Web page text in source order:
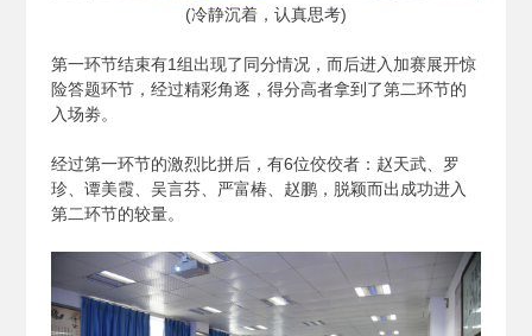
(冷静沉着，认真思考)
第一环节结束有1组出现了同分情况，而后进入加赛展开惊
险答题环节，经过精彩角逐，得分高者拿到了第二环节的
入场劵。
经过第一环节的激烈比拼后，有6位佼佼者：赵天武、罗
珍、谭美霞、吴言芬、严富椿、赵鹏，脱颖而出成功进入
第二环节的较量。